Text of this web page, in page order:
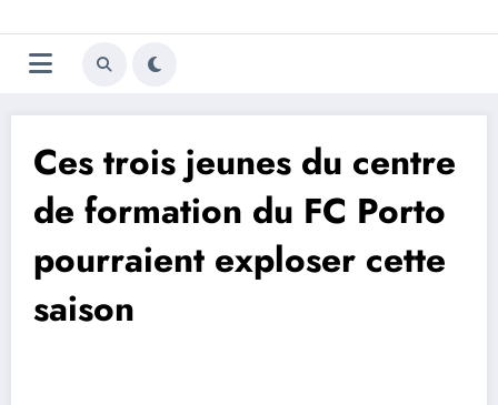
au
contenu
Trivela
L'actualité du football
Ces trois jeunes du centre
de formation du FC Porto
pourraient exploser cette
saison